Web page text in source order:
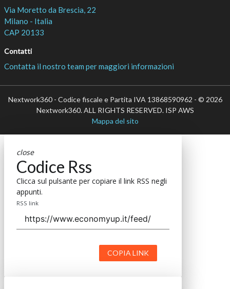
Via Moretto da Brescia, 22
Milano - Italia
CAP 20133
Contatti
Contatta il nostro team per maggiori informazioni
Nextwork360 - Codice fiscale e Partita IVA 13868590962 - © 2026
Nextwork360. ALL RIGHTS RESERVED. ISP AWS
Mappa del sito
close
Codice Rss
Clicca sul pulsante per copiare il link RSS negli
appunti.
RSS link
COPIA LINK